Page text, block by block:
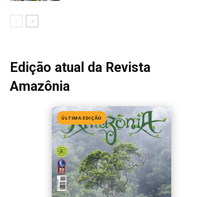
Edição 155· Julho 2026
📖 Ler agora